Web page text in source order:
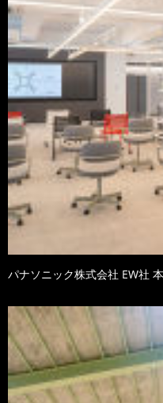
パナソニック株式会社 EW社